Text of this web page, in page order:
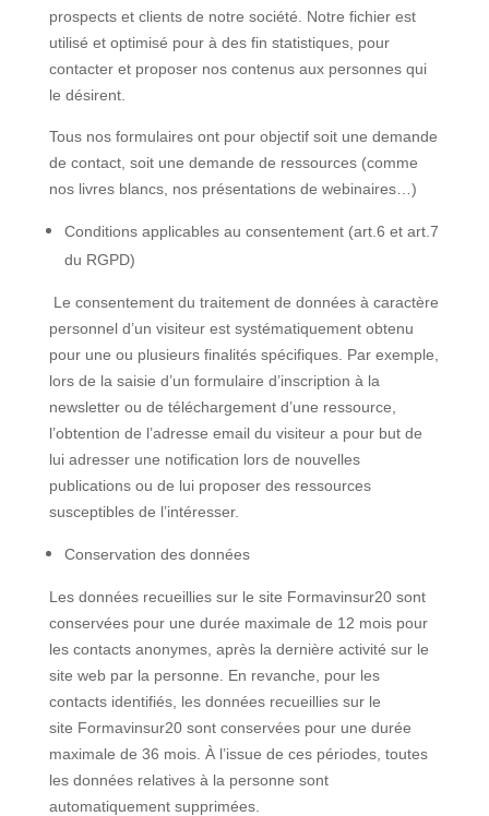
prospects et clients de notre société. Notre fichier est
utilisé et optimisé pour à des fin statistiques, pour
contacter et proposer nos contenus aux personnes qui
le désirent.
Tous nos formulaires ont pour objectif soit une demande
de contact, soit une demande de ressources (comme
nos livres blancs, nos présentations de webinaires…)
Conditions applicables au consentement (art.6 et art.7
du RGPD)
Le consentement du traitement de données à caractère
personnel d’un visiteur est systématiquement obtenu
pour une ou plusieurs finalités spécifiques. Par exemple,
lors de la saisie d’un formulaire d’inscription à la
newsletter ou de téléchargement d’une ressource,
l’obtention de l’adresse email du visiteur a pour but de
lui adresser une notification lors de nouvelles
publications ou de lui proposer des ressources
susceptibles de l’intéresser.
Conservation des données
Les données recueillies sur le site Formavinsur20 sont
conservées pour une durée maximale de 12 mois pour
les contacts anonymes, après la dernière activité sur le
site web par la personne. En revanche, pour les
contacts identifiés, les données recueillies sur le
site Formavinsur20 sont conservées pour une durée
maximale de 36 mois. À l’issue de ces périodes, toutes
les données relatives à la personne sont
automatiquement supprimées.